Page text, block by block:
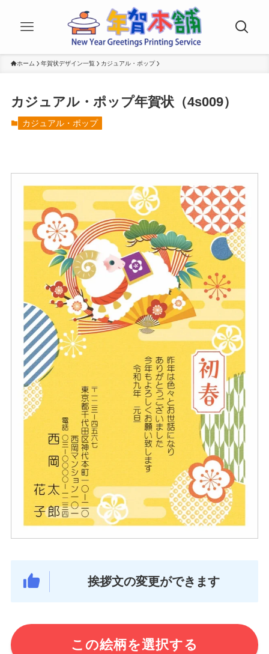
ホーム 年賀状デザイン一覧 カジュアル・ポップ
カジュアル・ポップ年賀状（4s009）
カジュアル・ポップ
挨拶文の変更ができます
この絵柄を選択する